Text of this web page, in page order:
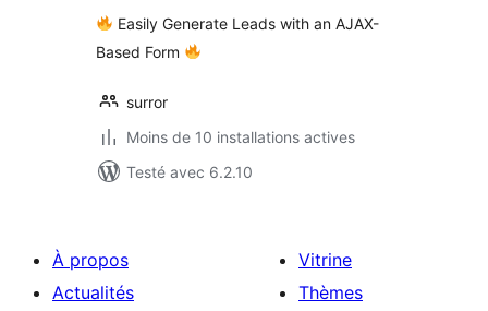
Easily Generate Leads with an AJAX-
Based Form
surror
Moins de 10 installations actives
Testé avec 6.2.10
À propos
Actualités
Vitrine
Thèmes